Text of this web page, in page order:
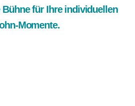
für Ihre individuellen
Momente.